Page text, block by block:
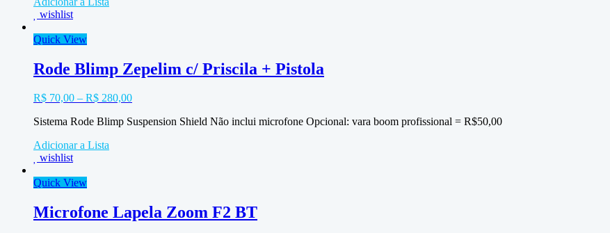
wishlist
Quick View
Rode Blimp Zepelim c/ Priscila + Pistola
R$ 70,00 – R$ 280,00
Sistema Rode Blimp Suspension Shield Não inclui microfone Opcional: vara boom profissional = R$50,00
Adicionar a Lista
wishlist
Quick View
Microfone Lapela Zoom F2 BT